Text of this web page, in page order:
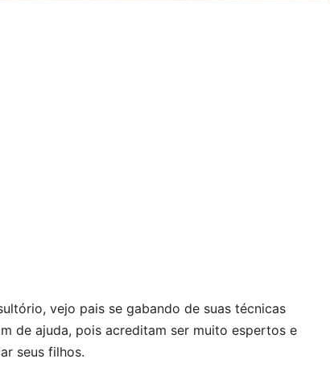
vejo pais se gabando de suas técnicas
de ajuda, pois acreditam ser muito espertos e
seus filhos.